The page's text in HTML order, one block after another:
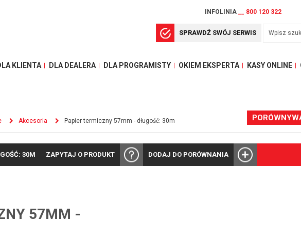
INFOLINIA __ 800 120 322
SPRAWDŹ SWÓJ SERWIS
KLIENTA DLA DEALERA DLA PROGRAMISTY OKIEM EKSPERTA KASY ONLINE
Akcesoria Papier termiczny 57mm - długość: 30m
30M ZAPYTAJ O PRODUKT DODAJ DO PORÓWNANIA
57MM -